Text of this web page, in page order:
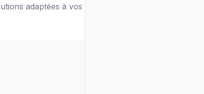
adaptées à vos besoins de